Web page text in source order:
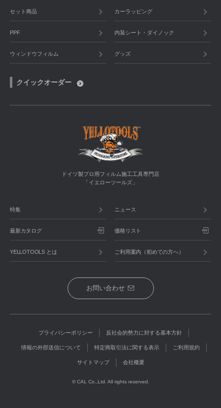
セット商品 カーラッピング
PPF 内装シート・ダイノック
ウィンドウフィルム グッズ
クイックオーダー
ドイツ製プロ用フィルム施工工具専門店
「イエローツールズ」
特集 ニュース
最新カタログ 価格リスト
YELLOTOOLS とは ご利用案内（初めての方へ）
お問い合わせ
プライバシーポリシー 反社会的勢力に対する基本方針
情報の外部送信について 特定商取引法に関する表示 ご利用規約
サイトマップ 会社概要
© CAL Co.,Ltd. All rights reserved.